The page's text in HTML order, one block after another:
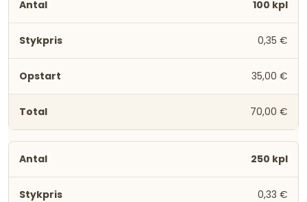
100 kpl
0,35 €
35,00 €
70,00 €
250 kpl
0,33 €